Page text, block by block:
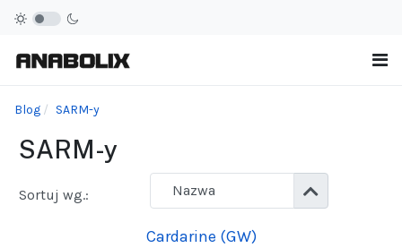
Blog SARM-y
SARM-y
Sortuj wg.:
Cardarine (GW)